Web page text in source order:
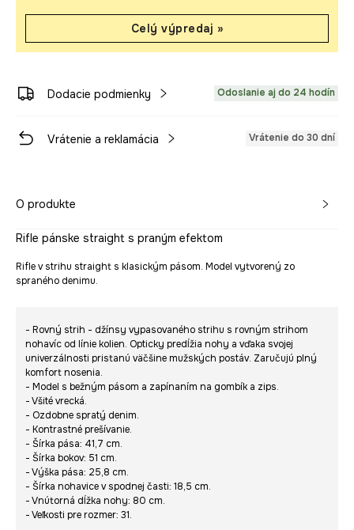
Celý výpredaj »
Dodacie podmienky Odoslanie aj do 24 hodín
Vrátenie a reklamácia Vrátenie do 30 dní
O produkte
Rifle pánske straight s praným efektom
Rifle v strihu straight s klasickým pásom. Model vytvorený zo
spraného denimu.
- Rovný strih - džínsy vypasovaného strihu s rovným strihom
nohavíc od línie kolien. Opticky predĺžia nohy a vďaka svojej
univerzálnosti pristanú väčšine mužských postáv. Zaručujú plný
komfort nosenia.
- Model s bežným pásom a zapínaním na gombík a zips.
- Všité vrecká.
- Ozdobne spratý denim.
- Kontrastné prešívanie.
- Šírka pása: 41,7 cm.
- Šírka bokov: 51 cm.
- Výška pása: 25,8 cm.
- Šírka nohavice v spodnej časti: 18,5 cm.
- Vnútorná dĺžka nohy: 80 cm.
- Veľkosti pre rozmer: 31.